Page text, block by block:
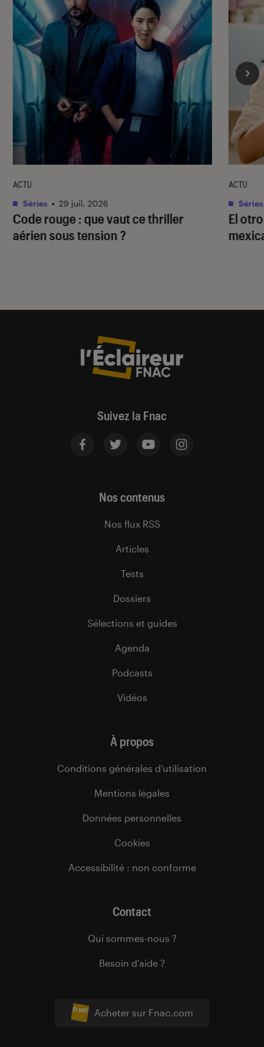
Code rouge: que vaut ce thriller
aérien sous tension ?
ACTU
Séries • 29 juil. 2026
El
ACTU
Séries
Suivez la Fnac
Acheter sur Fnac.com
Nos contenus
Nos flux RSS
Articles
Tests
Dossiers
Sélections et guides
Agenda
Podcasts
Vidéos
À propos
Conditions générales d’utilisation
Mentions légales
Données personnelles
Cookies
Accessibilité : non conforme
Contact
Qui sommes-nous ?
Besoin d’aide ?